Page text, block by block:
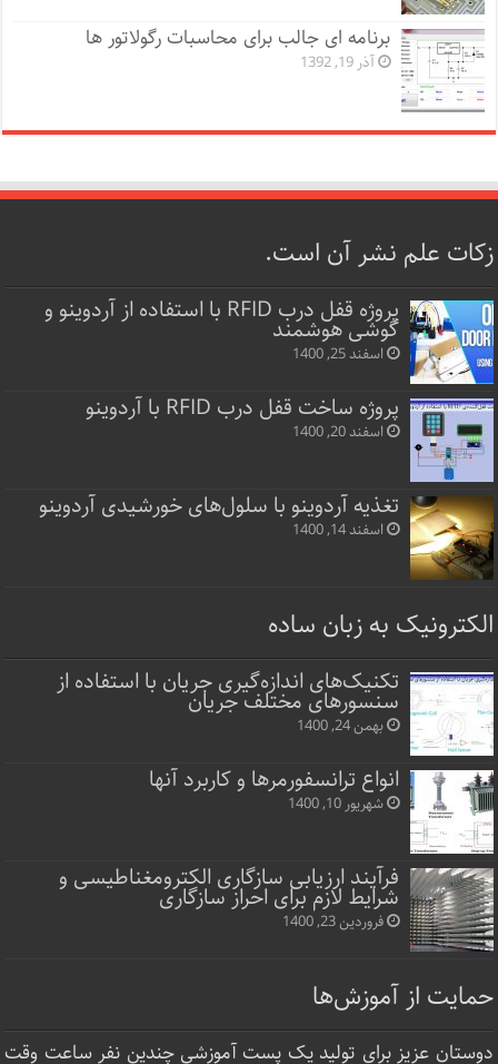
برنامه ای جالب برای محاسبات رگولاتور ها
آذر 19, 1392
زکات علم نشر آن است.
پروژه قفل‌ درب RFID با استفاده از آردوینو و
گوشی هوشمند
اسفند 25, 1400
پروژه ساخت قفل‌ درب RFID با آردوینو
اسفند 20, 1400
تغذیه آردوینو با سلول‌های خورشیدی آردوینو
اسفند 14, 1400
الکترونیک به زبان ساده
تکنیک‌های اندازه‌گیری جریان با استفاده از
سنسورهای مختلف جریان
بهمن 24, 1400
انواع ترانسفورمرها و کاربرد آنها
شهریور 10, 1400
فرآیند ارزیابی سازگاری الکترومغناطیسی و
شرایط لازم برای احراز سازگاری
فروردین 23, 1400
حمایت از آموزش‌ها
دوستان عزیز برای تولید یک پست آموزشی چندین نفر ساعت‌ وقت